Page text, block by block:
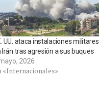
UU. ataca instalaciones militares
Irán tras agresión a sus buques
2026
«Internacionales»